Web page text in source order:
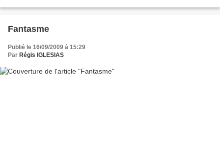
Fantasme
Publié le 16/09/2009 à 15:29
Par Régis IGLESIAS